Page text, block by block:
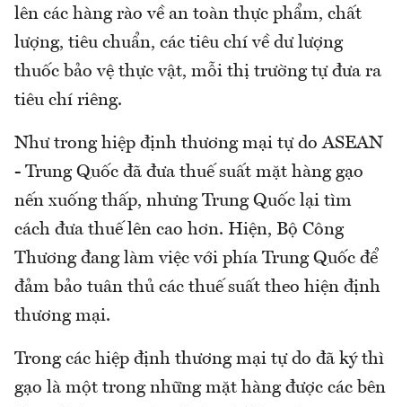
lên các hàng rào về an toàn thực phẩm, chất
lượng, tiêu chuẩn, các tiêu chí về dư lượng
thuốc bảo vệ thực vật, mỗi thị trường tự đưa ra
tiêu chí riêng.
Như trong hiệp định thương mại tự do ASEAN
- Trung Quốc đã đưa thuế suất mặt hàng gạo
nến xuống thấp, nhưng Trung Quốc lại tìm
cách đưa thuế lên cao hơn. Hiện, Bộ Công
Thương đang làm việc với phía Trung Quốc để
đảm bảo tuân thủ các thuế suất theo hiện định
thương mại.
Trong các hiệp định thương mại tự do đã ký thì
gạo là một trong những mặt hàng được các bên